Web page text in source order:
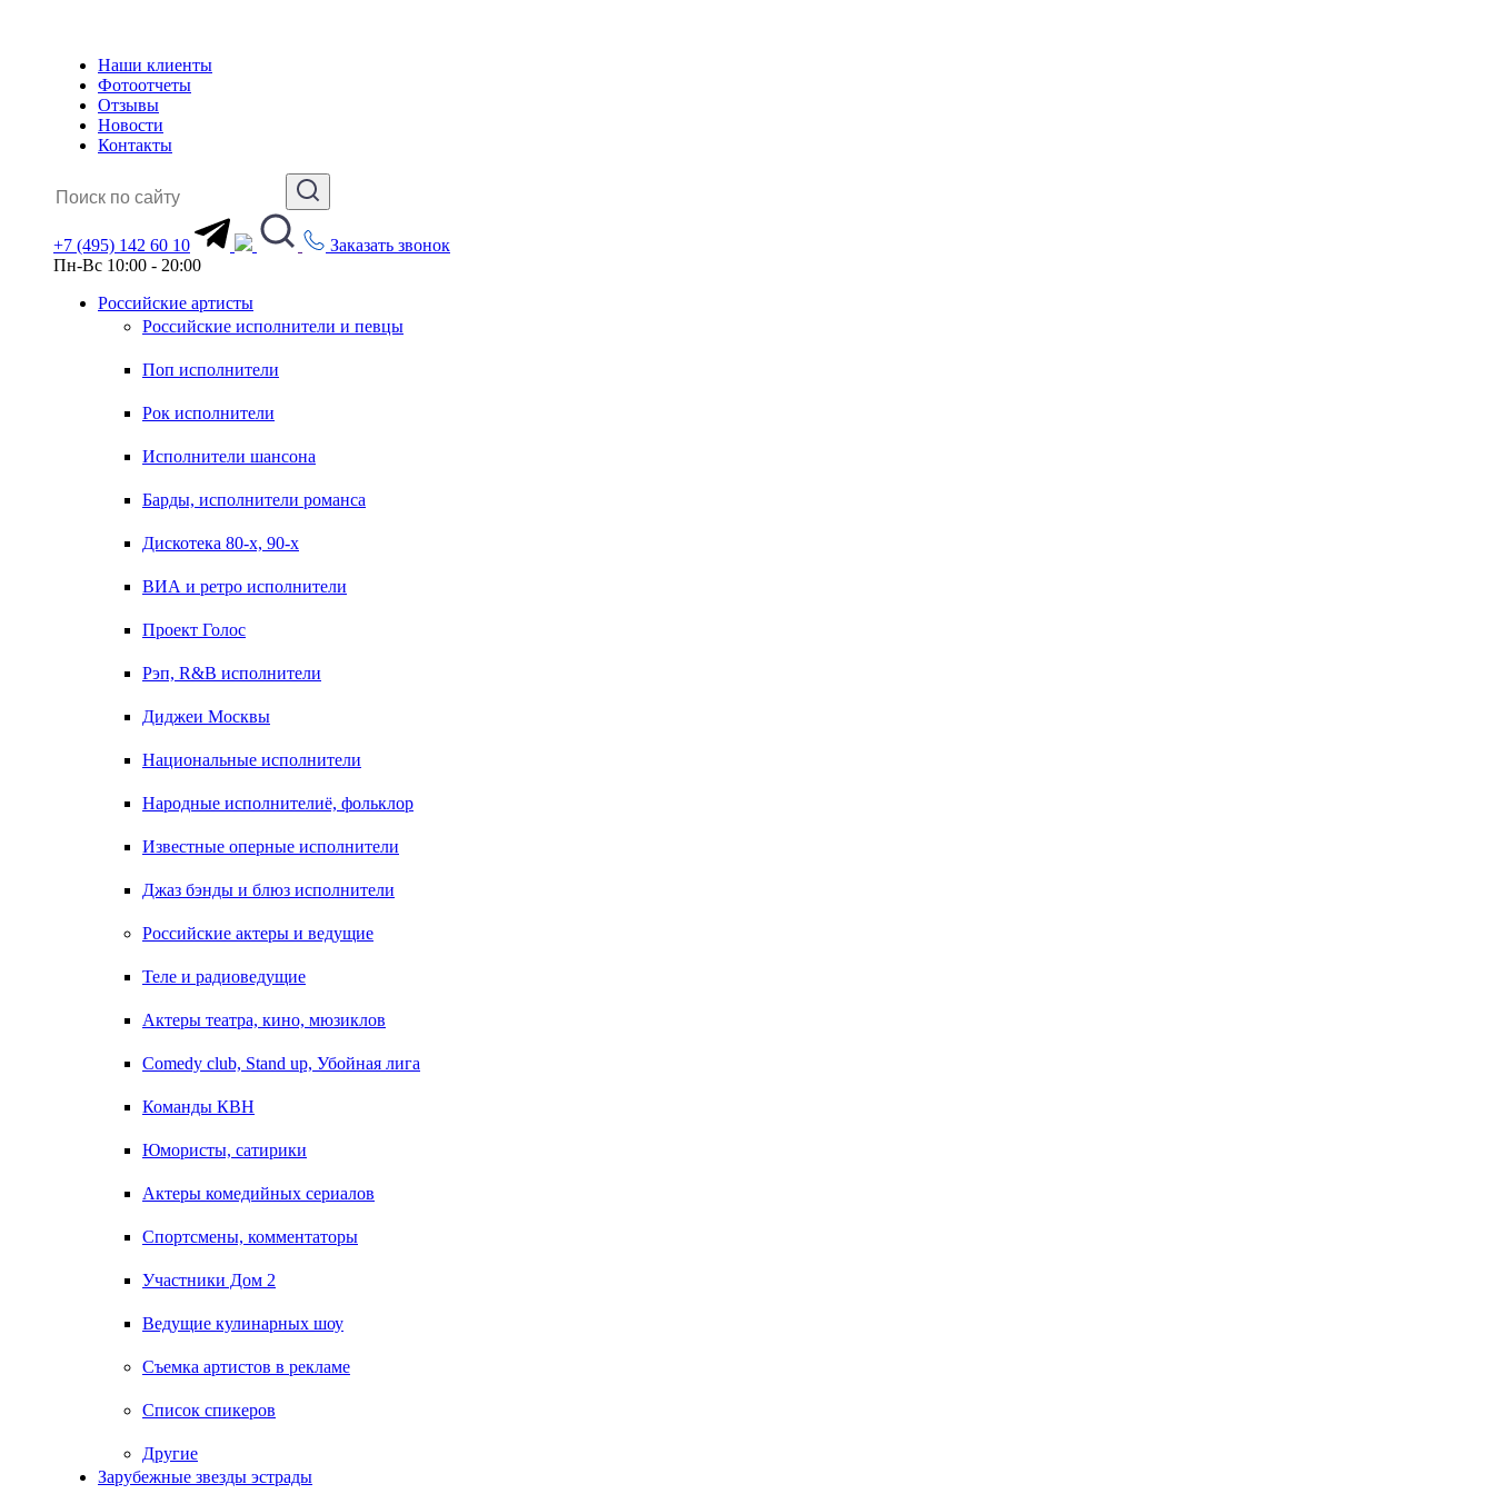
Наши клиенты
Фотоотчеты
Отзывы
Новости
Контакты
+7 (495) 142 60 10
Заказать звонок
Пн-Вс 10:00 - 20:00
Российские артисты
Российские исполнители и певцы
Поп исполнители
Рок исполнители
Исполнители шансона
Барды, исполнители романса
Дискотека 80-х, 90-х
ВИА и ретро исполнители
Проект Голос
Рэп, R&B исполнители
Диджеи Москвы
Национальные исполнители
Народные исполнителиё, фольклор
Известные оперные исполнители
Джаз бэнды и блюз исполнители
Российские актеры и ведущие
Теле и радиоведущие
Актеры театра, кино, мюзиклов
Comedy club, Stand up, Убойная лига
Команды КВН
Юмористы, сатирики
Актеры комедийных сериалов
Спортсмены, комментаторы
Участники Дом 2
Ведущие кулинарных шоу
Съемка артистов в рекламе
Список спикеров
Другие
Зарубежные звезды эстрады